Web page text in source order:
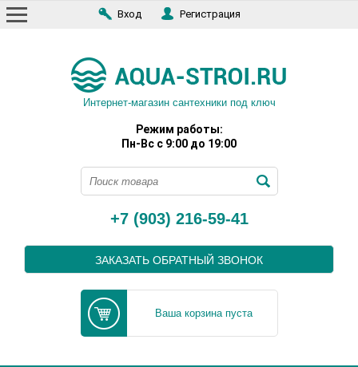
Вход Регистрация
Интернет-магазин сантехники под ключ
Режим работы:
Пн-Вс с 9:00 до 19:00
+7 (903) 216-59-41
ЗАКАЗАТЬ ОБРАТНЫЙ ЗВОНОК
Ваша корзина пуста